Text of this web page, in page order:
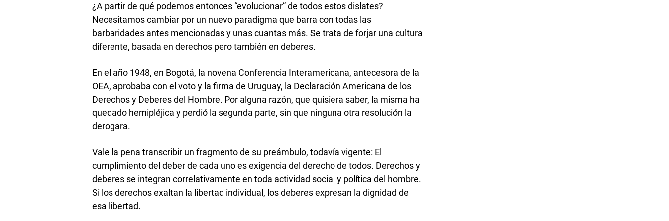
¿A partir de qué podemos entonces “evolucionar” de todos estos dislates?
Necesitamos cambiar por un nuevo paradigma que barra con todas las
barbaridades antes mencionadas y unas cuantas más. Se trata de forjar una cultura
diferente, basada en derechos pero también en deberes.
En el año 1948, en Bogotá, la novena Conferencia Interamericana, antecesora de la
OEA, aprobaba con el voto y la firma de Uruguay, la Declaración Americana de los
Derechos y Deberes del Hombre. Por alguna razón, que quisiera saber, la misma ha
quedado hemipléjica y perdió la segunda parte, sin que ninguna otra resolución la
derogara.
Vale la pena transcribir un fragmento de su preámbulo, todavía vigente: El
cumplimiento del deber de cada uno es exigencia del derecho de todos. Derechos y
deberes se integran correlativamente en toda actividad social y política del hombre.
Si los derechos exaltan la libertad individual, los deberes expresan la dignidad de
esa libertad.